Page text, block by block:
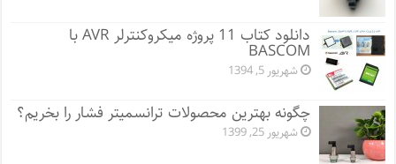
دانلود کتاب 11 پروژه میکروکنترلر AVR با
BASCOM
شهریور 5, 1394
چگونه بهترین محصولات ترانسمیتر فشار را بخریم؟
شهریور 25, 1399